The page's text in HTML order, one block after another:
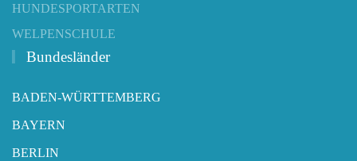
HUNDESPORTARTEN
WELPENSCHULE
Bundesländer
BADEN-WÜRTTEMBERG
BAYERN
BERLIN